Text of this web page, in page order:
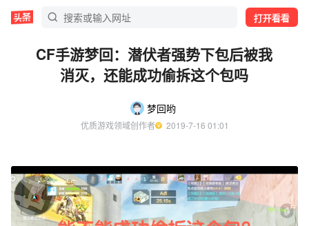
打开看看
CF手游梦回：潜伏者强势下包后被我
消灭，还能成功偷拆这个包吗
梦回哟
优质游戏领域创作者
  2019-7-16 01:01